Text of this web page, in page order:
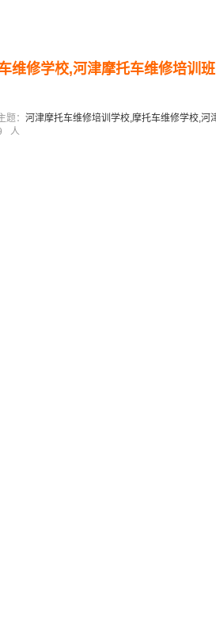
维修学校,河津摩托车维修培训班
题： 河津摩托车维修培训学校,摩托车维修学校,河
人